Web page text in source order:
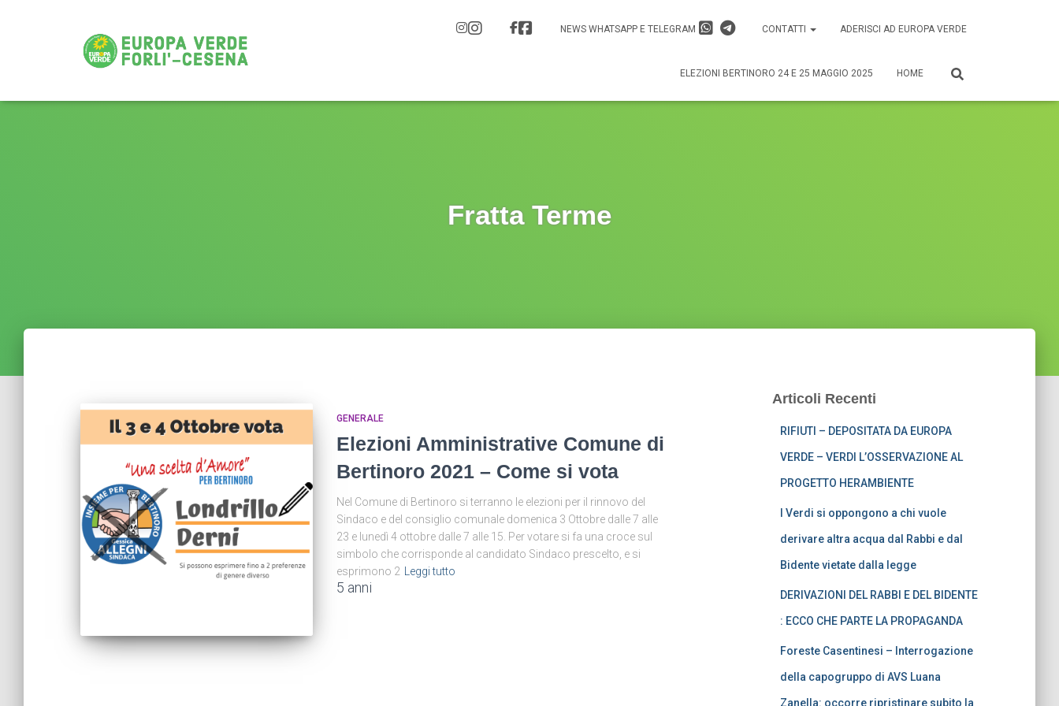
NEWS WHATSAPP E TELEGRAM CONTATTI ADERISCI AD EUROPA VERDE
ELEZIONI BERTINORO 24 E 25 MAGGIO 2025 HOME
Fratta Terme
GENERALE
Elezioni Amministrative Comune di
Bertinoro 2021 – Come si vota
Nel Comune di Bertinoro si terranno le elezioni per il rinnovo del
Sindaco e del consiglio comunale domenica 3 Ottobre dalle 7 alle
23 e lunedì 4 ottobre dalle 7 alle 15. Per votare si fa una croce sul
simbolo che corrisponde al candidato Sindaco prescelto, e si
esprimono 2
Leggi tutto
5 anni
Articoli Recenti
RIFIUTI – DEPOSITATA DA EUROPA
VERDE – VERDI L’OSSERVAZIONE AL
PROGETTO HERAMBIENTE
I Verdi si oppongono a chi vuole
derivare altra acqua dal Rabbi e dal
Bidente vietate dalla legge
DERIVAZIONI DEL RABBI E DEL BIDENTE
: ECCO CHE PARTE LA PROPAGANDA
Foreste Casentinesi – Interrogazione
della capogruppo di AVS Luana
Zanella: occorre ripristinare subito la